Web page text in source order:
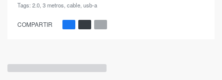
Tags: 2.0 3 metros cable usb-a
COMPARTIR